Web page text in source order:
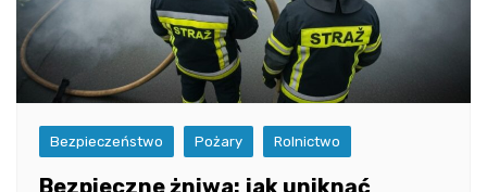
Bezpieczeństwo Pożary Rolnictwo